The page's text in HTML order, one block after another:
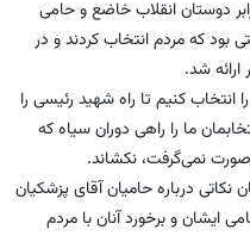
دوستان انقلاب خاضع و حامی
بود که مردم انتخاب کردند و در
شد.
کنیم تا راه شهید رئیسی را
ما را راهی دوران سیاه که
نمی‌گرفت، نکشاند.
نکاتی درباره حامیان آقای پزشکیان
ایشان و برخورد آنان با مردم